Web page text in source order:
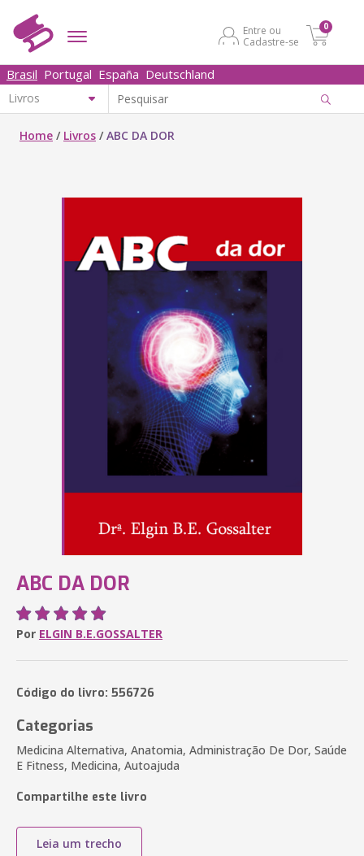
Entre ou
Cadastre-se
0
Brasil Portugal España Deutschland
Home / Livros /ABC DA DOR
ABC DA DOR
Por ELGIN B.E.GOSSALTER
Código do livro: 556726
Categorias
Medicina Alternativa, Anatomia, Administração De Dor, Saúde
E Fitness, Medicina, Autoajuda
Compartilhe este livro
Leia um trecho